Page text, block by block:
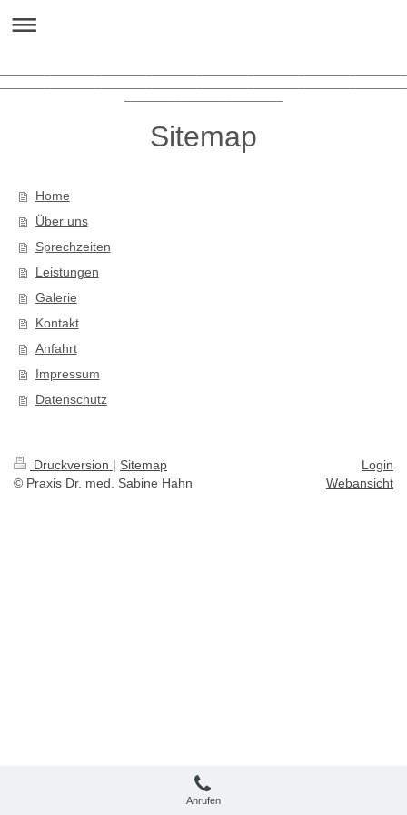
Sitemap
Home
Über uns
Sprechzeiten
Leistungen
Galerie
Kontakt
Anfahrt
Impressum
Datenschutz
Druckversion | Sitemap
© Praxis Dr. med. Sabine Hahn
Login
Webansicht
Anrufen